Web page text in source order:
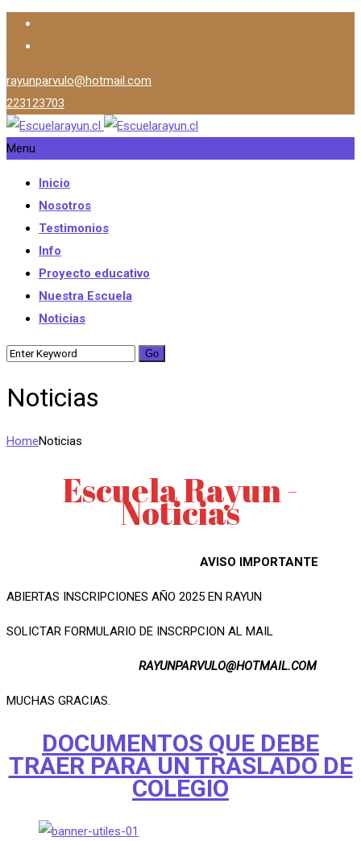
rayunparvulo@hotmail.com
223123703
Menu
Inicio
Nosotros
Testimonios
Info
Proyecto educativo
Nuestra Escuela
Noticias
Noticias
HomeNoticias
Escuela Rayun -
Noticias
AVISO IMPORTANTE
ABIERTAS INSCRIPCIONES AÑO 2025 EN RAYUN
SOLICTAR FORMULARIO DE INSCRPCION AL MAIL
RAYUNPARVULO@HOTMAIL.COM
MUCHAS GRACIAS.
DOCUMENTOS QUE DEBE
TRAER PARA UN TRASLADO DE
COLEGIO